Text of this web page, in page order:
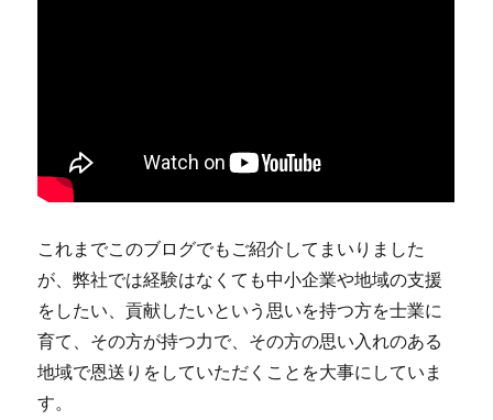
これまでこのブログでもご紹介してまいりました
が、弊社では経験はなくても中小企業や地域の支援
をしたい、貢献したいという思いを持つ方を士業に
育て、その方が持つ力で、その方の思い入れのある
地域で恩送りをしていただくことを大事にしていま
す。